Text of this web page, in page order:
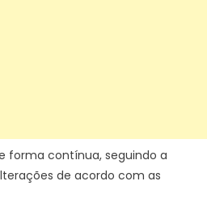
forma contínua, seguindo a
de acordo com as